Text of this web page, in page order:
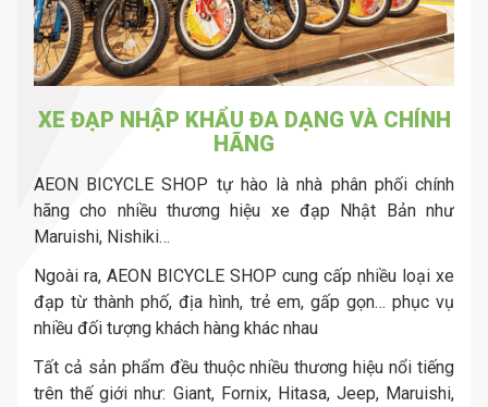
XE ĐẠP NHẬP KHẨU ĐA DẠNG VÀ CHÍNH
HÃNG
AEON BICYCLE SHOP tự hào là nhà phân phối chính
hãng cho nhiều thương hiệu xe đạp Nhật Bản như
Maruishi, Nishiki…
Ngoài ra, AEON BICYCLE SHOP cung cấp nhiều loại xe
đạp từ thành phố, địa hình, trẻ em, gấp gọn… phục vụ
nhiều đối tượng khách hàng khác nhau
Tất cả sản phẩm đều thuộc nhiều thương hiệu nổi tiếng
trên thế giới như: Giant, Fornix, Hitasa, Jeep, Maruishi,